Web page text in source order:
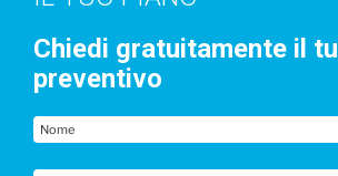
Chiedi gratuitamente il
preventivo